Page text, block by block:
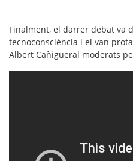
Finalment, el darrer debat va
tecnoconsciència i el van
Albert Cañigueral moderats